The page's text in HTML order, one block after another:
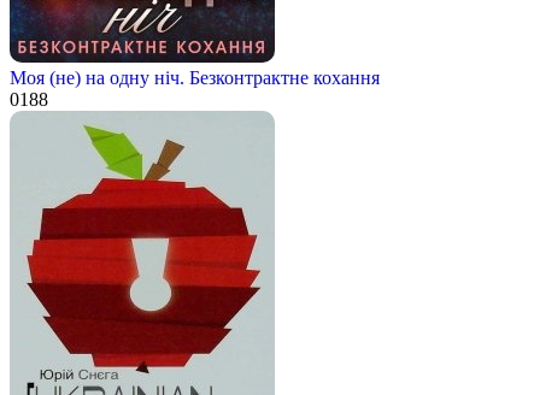
Моя (не) на одну ніч. Безконтрактне кохання
0188